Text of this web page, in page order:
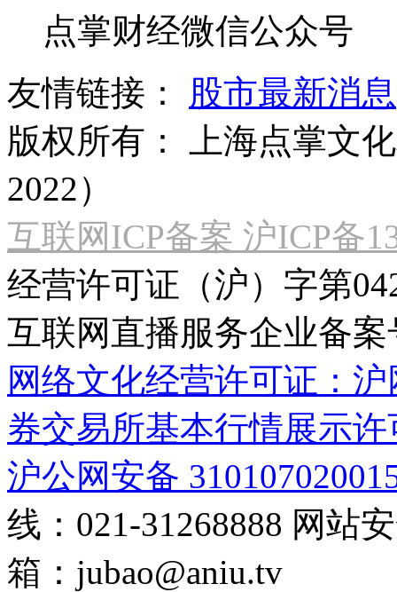
点掌财经微信公众号
友情链接：
股市最新消息
版权所有：
上海点掌文
2022）
互联网ICP备案 沪ICP备
经营许可证（沪）字第
互联网直播服务企业备案
网络文化经营许可证：
券交易所基本行情展示许
沪公网安备
线：021-31268888 网站
箱： jubao@aniu.tv